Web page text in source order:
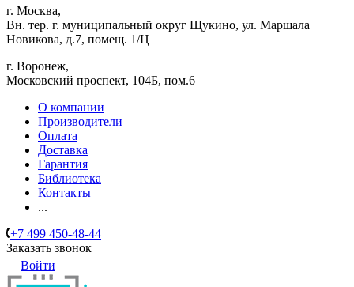
г. Москва,
Вн. тер. г. муниципальный округ Щукино, ул. Маршала
Новикова, д.7, помещ. 1/Ц
г. Воронеж,
​Московский проспект, 104Б, пом.6
О компании
Производители
Оплата
Доставка
Гарантия
Библиотека
Контакты
...
+7 499 450-48-44
Заказать звонок
Войти